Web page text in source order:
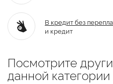
В кредит без
и кредит
Посмотрите
данной категории